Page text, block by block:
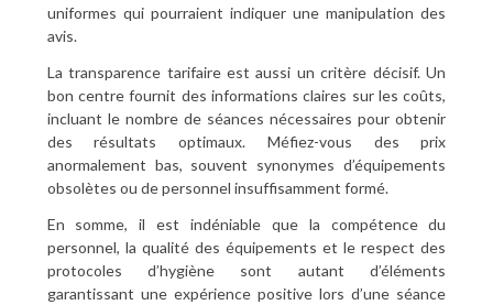
uniformes qui pourraient indiquer une manipulation des
avis.
La transparence tarifaire est aussi un critère décisif. Un
bon centre fournit des informations claires sur les coûts,
incluant le nombre de séances nécessaires pour obtenir
des résultats optimaux. Méfiez-vous des prix
anormalement bas, souvent synonymes d’équipements
obsolètes ou de personnel insuffisamment formé.
En somme, il est indéniable que la compétence du
personnel, la qualité des équipements et le respect des
protocoles d’hygiène sont autant d’éléments
garantissant une expérience positive lors d’une séance